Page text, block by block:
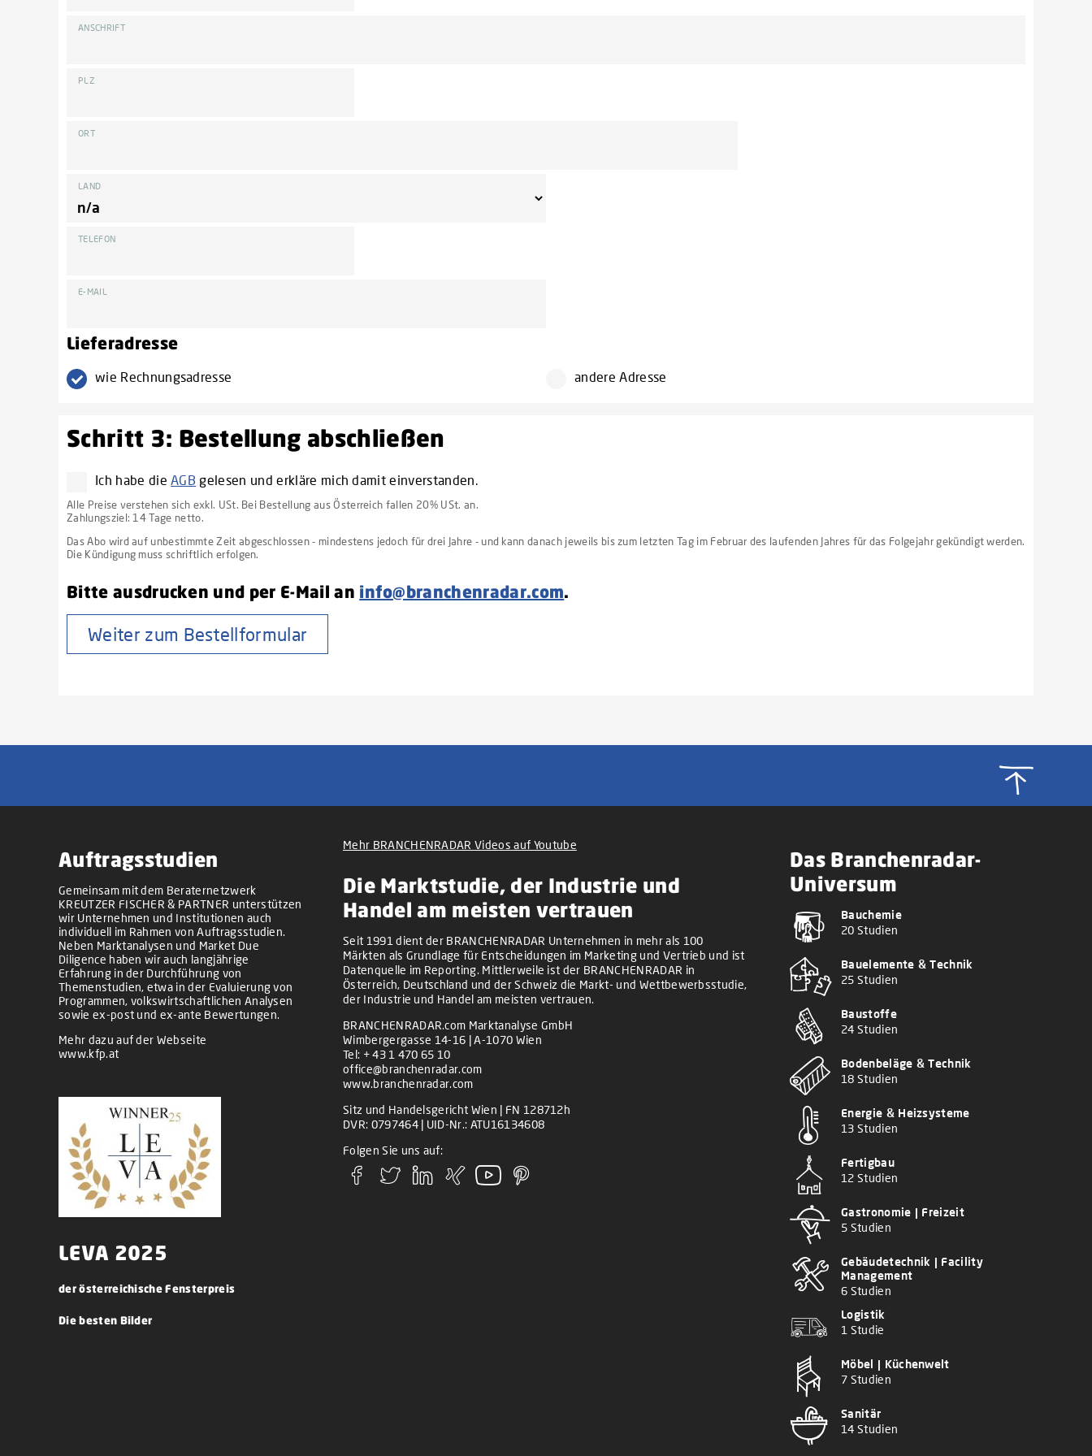
ANSCHRIFT
PLZ
ORT
LAND
TELEFON
E-MAIL
Lieferadresse
wie Rechnungsadresse andere Adresse
Schritt 3: Bestellung abschließen
Ich habe dieAGB gelesen und erkläre mich damit einverstanden.
Alle Preise verstehen sich exkl. USt. Bei Bestellung aus Österreich fallen 20% USt. an.
Zahlungsziel: 14 Tage netto.
Das Abo wird auf unbestimmte Zeit abgeschlossen - mindestens jedoch für drei Jahre - und kann danach jeweils bis zum letzten Tag im Februar des laufenden Jahres für das Folgejahr gekündigt werden.
Die Kündigung muss schriftlich erfolgen.
Bitte ausdrucken und per E-Mail an info@branchenradar.com.
Weiter zum Bestellformular
Auftragsstudien
Gemeinsam mit dem Beraternetzwerk
KREUTZER FISCHER & PARTNER unterstützen
wir Unternehmen und Institutionen auch
individuell im Rahmen von Auftragsstudien.
Neben Marktanalysen und Market Due
Diligence haben wir auch langjährige
Erfahrung in der Durchführung von
Themenstudien, etwa in der Evaluierung von
Programmen, volkswirtschaftlichen Analysen
sowie ex-post und ex-ante Bewertungen.
Mehr dazu auf der Webseite
www.kfp.at
LEVA 2025
der österreichische Fensterpreis
Die besten Bilder
Mehr BRANCHENRADAR Videos auf Youtube
Die Marktstudie, der Industrie und
Handel am meisten vertrauen
Seit 1991 dient der BRANCHENRADAR Unternehmen in mehr als 100
Märkten als Grundlage für Entscheidungen im Marketing und Vertrieb und ist
Datenquelle im Reporting. Mittlerweile ist der BRANCHENRADAR in
Österreich, Deutschland und der Schweiz die Markt- und Wettbewerbsstudie,
der Industrie und Handel am meisten vertrauen.
BRANCHENRADAR.com Marktanalyse GmbH
Wimbergergasse 14-16 | A-1070 Wien
Tel: + 43 1 470 65 10
office@branchenradar.com
www.branchenradar.com
Sitz und Handelsgericht Wien | FN 128712h
DVR: 0797464 | UID-Nr.: ATU16134608
Folgen Sie uns auf:
Das Branchenradar-
Universum
Bauchemie
20 Studien
Bauelemente & Technik
25 Studien
Baustoffe
24 Studien
Bodenbeläge & Technik
18 Studien
Energie & Heizsysteme
13 Studien
Fertigbau
12 Studien
Gastronomie | Freizeit
5 Studien
Gebäudetechnik | Facility
Management
6 Studien
Logistik
1 Studie
Möbel | Küchenwelt
7 Studien
Sanitär
14 Studien